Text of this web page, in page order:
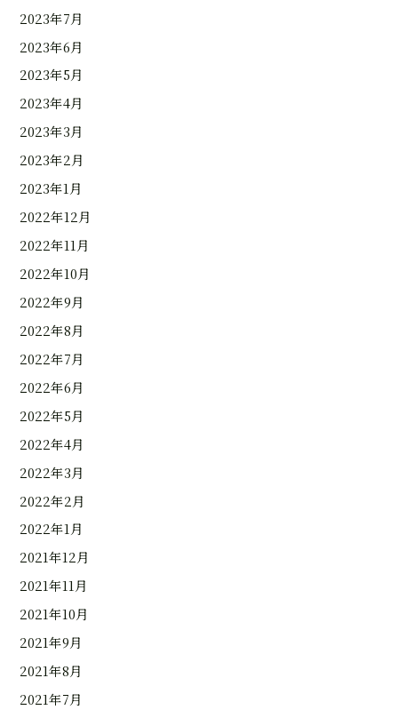
2023年7月
2023年6月
2023年5月
2023年4月
2023年3月
2023年2月
2023年1月
2022年12月
2022年11月
2022年10月
2022年9月
2022年8月
2022年7月
2022年6月
2022年5月
2022年4月
2022年3月
2022年2月
2022年1月
2021年12月
2021年11月
2021年10月
2021年9月
2021年8月
2021年7月